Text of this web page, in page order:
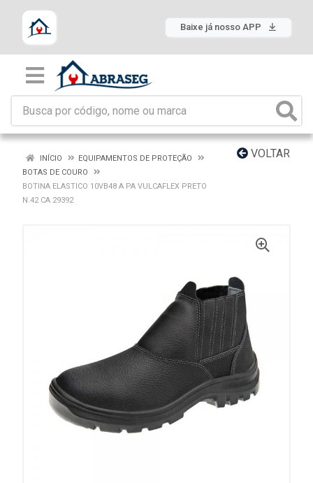
Baixe já nosso APP
VOLTAR
INÍCIO
EQUIPAMENTOS DE PROTEÇÃO
BOTAS DE COURO
BOTINA ELASTICO 10VB48 A PA VULCAFLEX PRETO
N.42 CA 29392